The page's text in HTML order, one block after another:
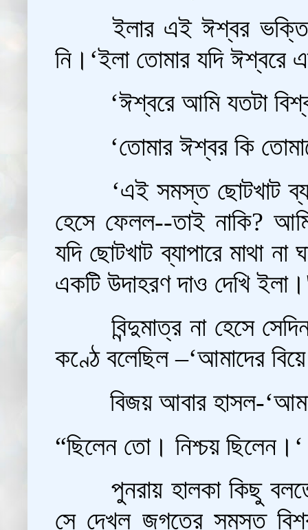
ইলার এই ঈশ্বর ভক্তি
নি।‘ইলা তোমার যদি ঈশ্বরে
‘ঈশ্বরে আমি যতটা
‘তোমার ঈশ্বর কি
‘এই সমস্ত ছোটখাট
হেসে ফেলল--তাই নাকি?
যদি ছোটখাট ব্যাপারে মাথা
একটি উদাহরণ দাও দেখি
বিন্দুমাত্র না হেসে
কণ্ঠে বলেছিল –‘আমাদের
বিজয় আবার হাসল-
“ছিলেন তো। নিশ্চয় ছিলেন।‘
পুনরায় হালকা কিছু
সে দেখল জগতের সমস্ত